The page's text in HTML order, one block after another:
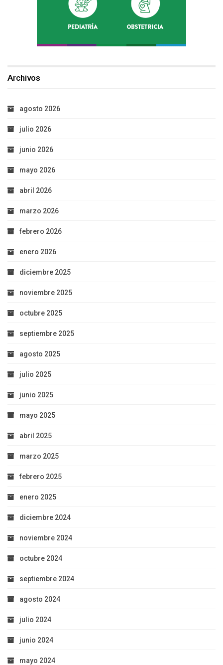
Archivos
agosto 2026
julio 2026
junio 2026
mayo 2026
abril 2026
marzo 2026
febrero 2026
enero 2026
diciembre 2025
noviembre 2025
octubre 2025
septiembre 2025
agosto 2025
julio 2025
junio 2025
mayo 2025
abril 2025
marzo 2025
febrero 2025
enero 2025
diciembre 2024
noviembre 2024
octubre 2024
septiembre 2024
agosto 2024
julio 2024
junio 2024
mayo 2024